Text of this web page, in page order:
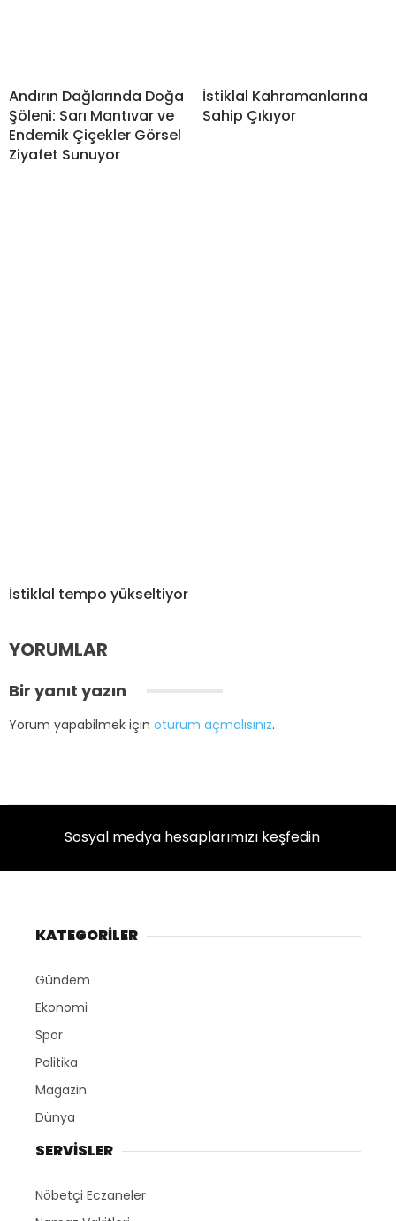
Andırın Dağlarında Doğa
Şöleni: Sarı Mantıvar ve
Endemik Çiçekler Görsel
Ziyafet Sunuyor
İstiklal Kahramanlarına
Sahip Çıkıyor
İstiklal tempo yükseltiyor
YORUMLAR
Bir yanıt yazın
Yorum yapabilmek için oturum açmalısınız.
Sosyal medya hesaplarımızı keşfedin
KATEGORİLER
Gündem
Ekonomi
Spor
Politika
Magazin
Dünya
SERVİSLER
Nöbetçi Eczaneler